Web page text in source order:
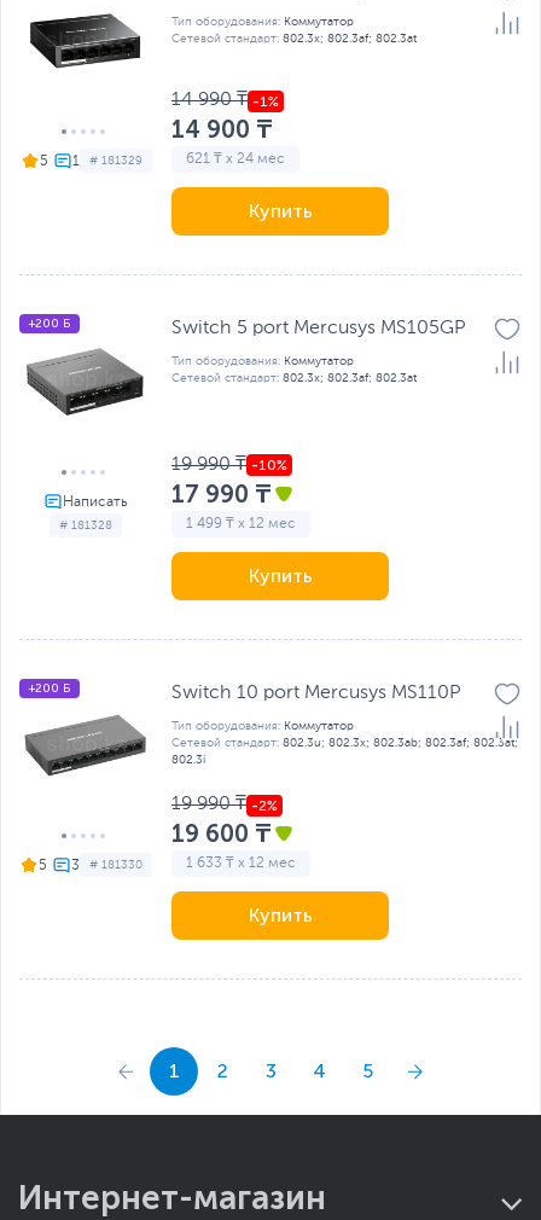
5 # 181329
Тип оборудования: Коммутатор
Сетевой стандарт: 802.3x; 802.3af; 802.3at
14 990 ₸
14 900 ₸
621 ₸ x 24 мес
Купить
# 181328
+200 Б Switch 5 port Mercusys MS105GP
Тип оборудования: Коммутатор
Сетевой стандарт: 802.3x; 802.3af; 802.3at
19 990 ₸
17 990 ₸
1 499 ₸ x 12 мес
Купить
5 # 181330
+200 Б Switch 10 port Mercusys MS110P
Тип оборудования: Коммутатор
Сетевой стандарт: 802.3u; 802.3x; 802.3ab; 802.3af; 802.3at;
802.3i
19 990 ₸
19 600 ₸
1 633 ₸ x 12 мес
Купить
1 2 3 4 5
Интернет-магазин